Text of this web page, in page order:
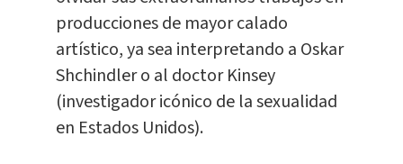
producciones de mayor calado
artístico, ya sea interpretando a Oskar
Shchindler o al doctor Kinsey
(investigador icónico de la sexualidad
en Estados Unidos).